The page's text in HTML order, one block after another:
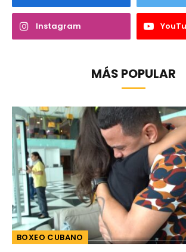
Instagram
MÁS POPULAR
BOXEO CUBANO